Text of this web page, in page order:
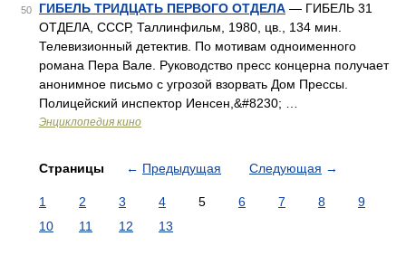
50 ГИБЕЛЬ ТРИДЦАТЬ ПЕРВОГО ОТДЕЛА — ГИБЕЛЬ 31
ОТДЕЛА, СССР, Таллинфильм, 1980, цв., 134 мин.
Телевизионный детектив. По мотивам одноименного
романа Пера Вале. Руководство пресс концерна получает
анонимное письмо с угрозой взорвать Дом Прессы.
Полицейский инспектор Иенсен,&#8230; …
Энциклопедия кино
Страницы ← Предыдущая Следующая →
1 2 3 4 5 6 7 8
9
10
11 12 13